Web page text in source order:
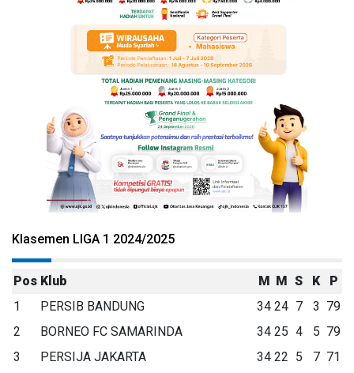
Klasemen LIGA 1 2024/2025
Pos Klub M M S K
P
1
PERSIB BANDUNG 34 24 7 3 79
2
BORNEO FC SAMARINDA 34 25 4 5 79
3
PERSIJA JAKARTA 34 22 5 7 71